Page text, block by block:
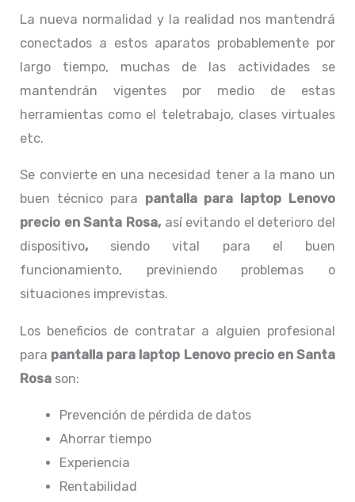
La nueva normalidad y la realidad nos mantendrá
conectados a estos aparatos probablemente por
largo tiempo, muchas de las actividades se
mantendrán vigentes por medio de estas
herramientas como el teletrabajo, clases virtuales
etc.
Se convierte en una necesidad tener a la mano un
buen técnico para pantalla para laptop Lenovo
precio en Santa Rosa, así evitando el deterioro del
dispositivo, siendo vital para el buen
funcionamiento, previniendo problemas o
situaciones imprevistas.
Los beneficios de contratar a alguien profesional
para pantalla para laptop Lenovo precio en Santa
Rosa son:
Prevención de pérdida de datos
Ahorrar tiempo
Experiencia
Rentabilidad